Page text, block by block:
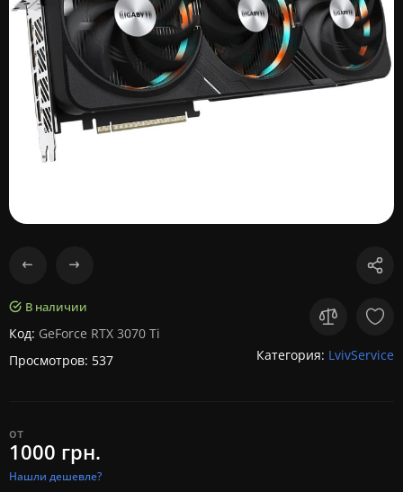
В наличии
Код: GeForce RTX 3070 Ti
Просмотров: 537
Категория: LvivService
от
1000 грн.
Нашли дешевле?